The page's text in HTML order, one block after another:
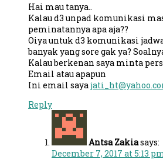
Hai mau tanya..
Kalau d3 unpad komunikasi
peminatannya apa aja??
Oiya untuk d3 komunikasi
banyak yang sore gak ya?
Kalau berkenan saya minta
Email atau apapun
Ini email saya
Reply
Antsa Zakiasays:
December 7, 2017 at 5:13